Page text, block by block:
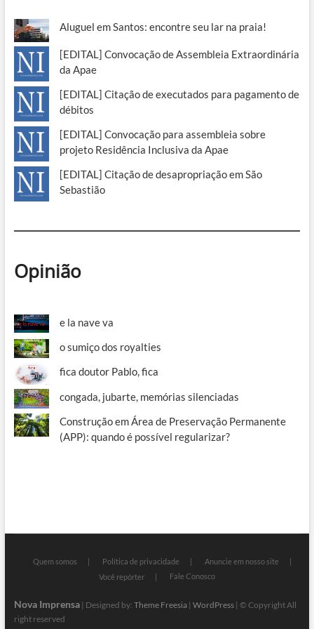
Aluguel em Santos: encontre seu lar na praia!
[EDITAL] Convocação de Assembleia Extraordinária
da Apae
[EDITAL] Citação de executados para pagamento de
débitos
[EDITAL] Convocação para assembleia sobre
projeto Residência Inclusiva da Apae
[EDITAL] Citação de desapropriação em São
Sebastião
Opinião
e la nave va
o sumiço dos royalties
fica doutor Pablo, fica
congada, jubarte, memórias silenciadas
Construção em Área de Preservação Permanente
(APP): quando é possível regularizar?
Quem somos Política de privacidade
Anuncie em nosso site
Você repórter
Fale Conosco
Nova Imprensa| Designed by: Theme Freesia| WordPress| © Copyright All
right reserved